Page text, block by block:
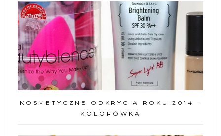
KOSMETYCZNE ODKRYCIA ROKU 2014 -
KOLORÓWKA